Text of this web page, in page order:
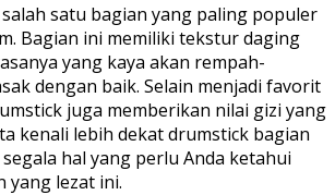
satu bagian yang paling populer
Bagian ini memiliki tekstur daging
yang kaya akan rempah-
dengan baik. Selain menjadi favorit
juga memberikan nilai gizi yang
kenali lebih dekat drumstick bagian
hal yang perlu Anda ketahui
lezat ini.